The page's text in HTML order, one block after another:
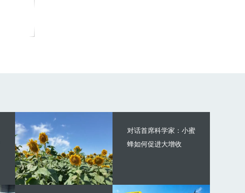
对话首席科学家：小蜜
蜂如何促进大增收